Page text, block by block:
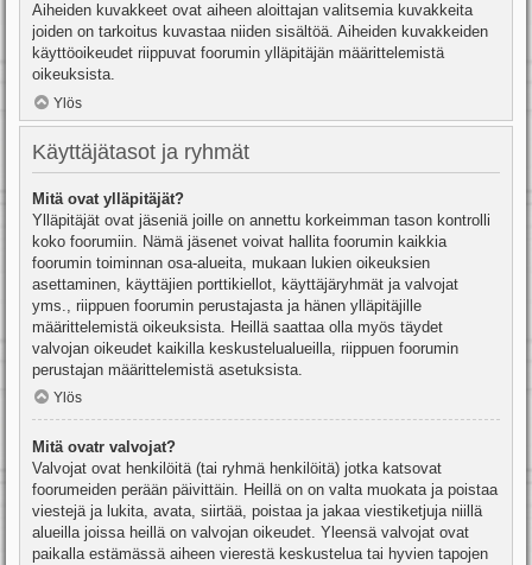
Aiheiden kuvakkeet ovat aiheen aloittajan valitsemia kuvakkeita
joiden on tarkoitus kuvastaa niiden sisältöä. Aiheiden kuvakkeiden
käyttöoikeudet riippuvat foorumin ylläpitäjän määrittelemistä
oikeuksista.
Ylös
Käyttäjätasot ja ryhmät
Mitä ovat ylläpitäjät?
Ylläpitäjät ovat jäseniä joille on annettu korkeimman tason kontrolli
koko foorumiin. Nämä jäsenet voivat hallita foorumin kaikkia
foorumin toiminnan osa-alueita, mukaan lukien oikeuksien
asettaminen, käyttäjien porttikiellot, käyttäjäryhmät ja valvojat
yms., riippuen foorumin perustajasta ja hänen ylläpitäjille
määrittelemistä oikeuksista. Heillä saattaa olla myös täydet
valvojan oikeudet kaikilla keskustelualueilla, riippuen foorumin
perustajan määrittelemistä asetuksista.
Ylös
Mitä ovatr valvojat?
Valvojat ovat henkilöitä (tai ryhmä henkilöitä) jotka katsovat
foorumeiden perään päivittäin. Heillä on on valta muokata ja poistaa
viestejä ja lukita, avata, siirtää, poistaa ja jakaa viestiketjuja niillä
alueilla joissa heillä on valvojan oikeudet. Yleensä valvojat ovat
paikalla estämässä aiheen vierestä keskustelua tai hyvien tapojen